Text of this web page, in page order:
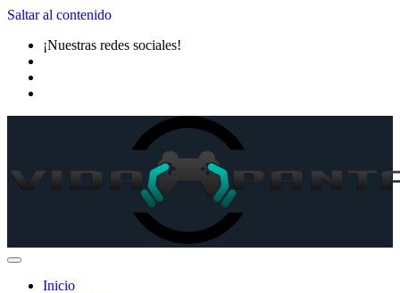
Saltar al contenido
¡Nuestras redes sociales!
Inicio